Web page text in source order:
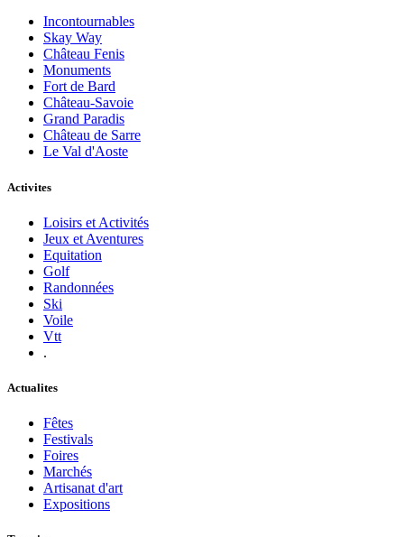
Incontournables
Skay Way
Château Fenis
Monuments
Fort de Bard
Château-Savoie
Grand Paradis
Château de Sarre
Le Val d'Aoste
Activites
Loisirs et Activités
Jeux et Aventures
Equitation
Golf
Randonnées
Ski
Voile
Vtt
.
Actualites
Fêtes
Festivals
Foires
Marchés
Artisanat d'art
Expositions